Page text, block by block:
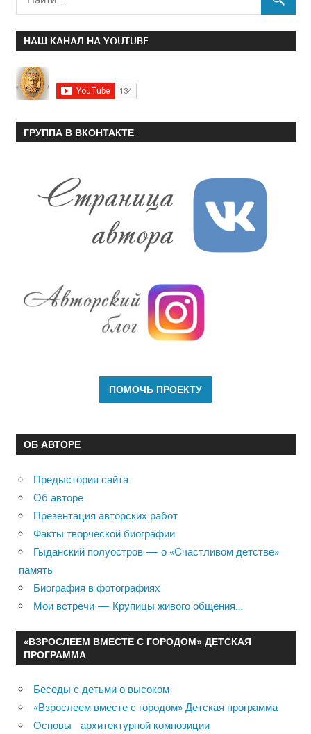
НАШ КАНАЛ НА YOUTUBE
ГРУППА В ВКОНТАКТЕ
ОБ АВТОРЕ
Предыстория сайта
Об авторе
Презентация авторских работ
Факты творческой биографии
Гыданский полуостров — о «Счастливом детстве»
память
Биография в фотографиях
Мои встречи — Крупицы живого общения…
«ВЗРОСЛЕЕМ ВМЕСТЕ С ГОРОДОМ» ДЕТСКАЯ
ПРОГРАММА
Беседы с детьми о высоком
«Взрослеем вместе с городом» Детская программа
Основы архитектурной композиции